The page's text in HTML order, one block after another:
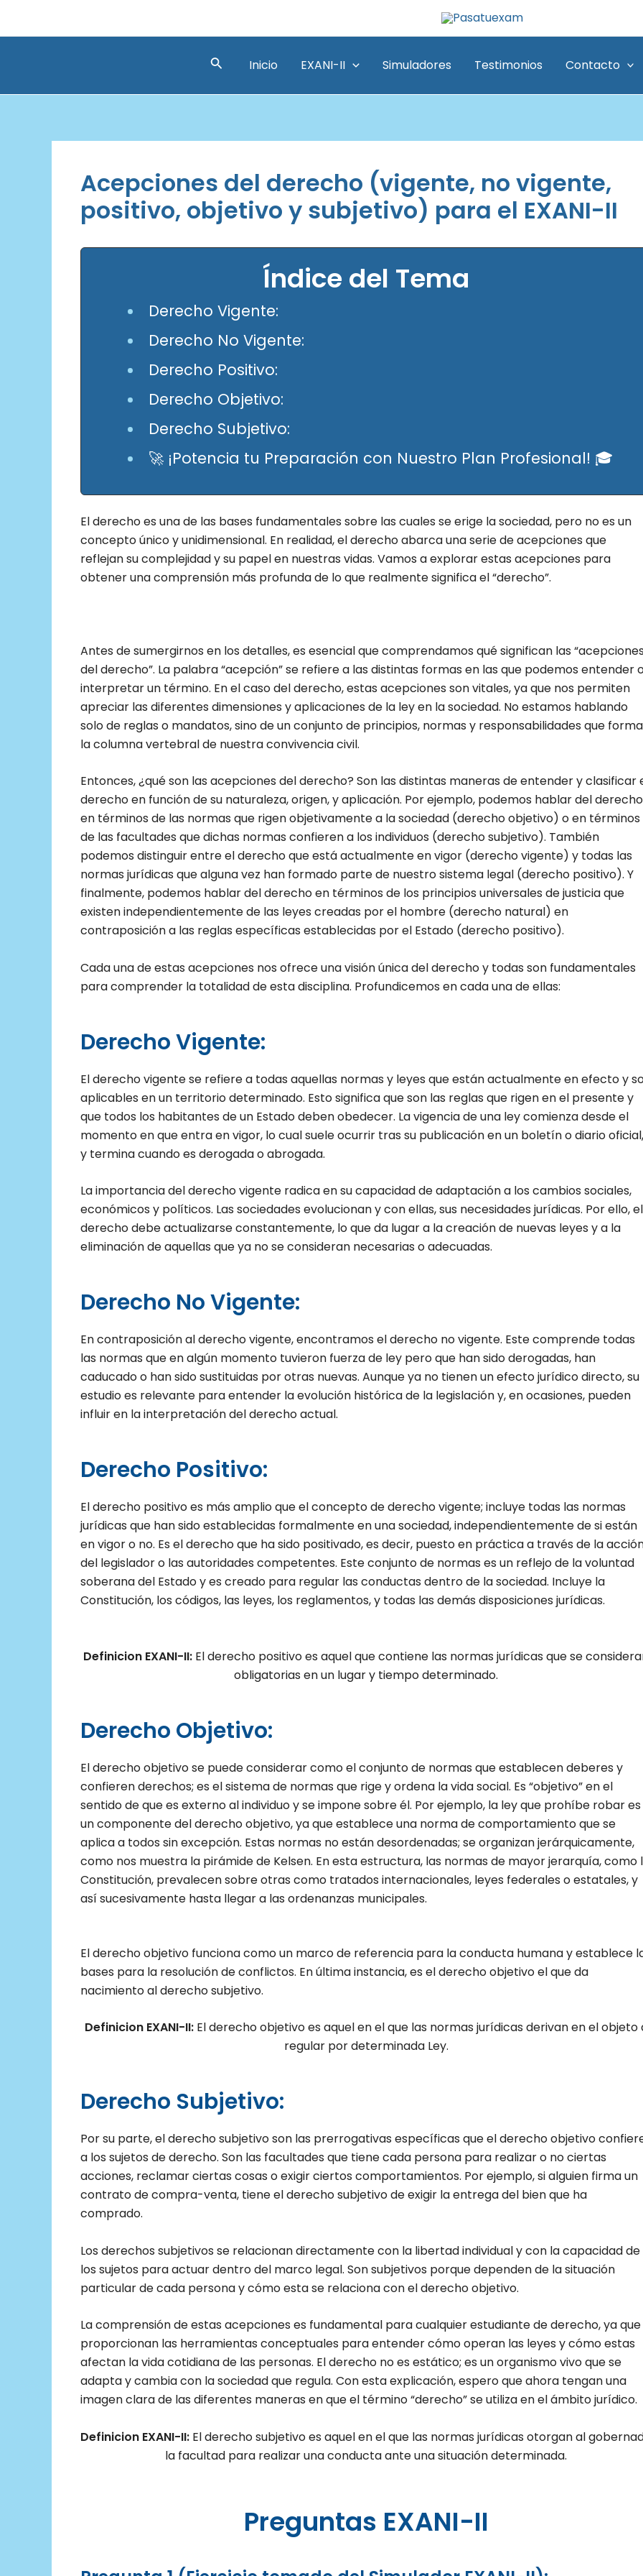
BuscarInicio EXANI-II Simuladores Testimonios Contacto
Acepciones del derecho (vigente, no vigente,
positivo, objetivo y subjetivo) para el EXANI-II
Índice del Tema
Derecho Vigente:
Derecho No Vigente:
Derecho Positivo:
Derecho Objetivo:
Derecho Subjetivo:
🚀 ¡Potencia tu Preparación con Nuestro Plan Profesional! 🎓
El derecho es una de las bases fundamentales sobre las cuales se erige la sociedad, pero no es un
concepto único y unidimensional. En realidad, el derecho abarca una serie de acepciones que
reflejan su complejidad y su papel en nuestras vidas. Vamos a explorar estas acepciones para
obtener una comprensión más profunda de lo que realmente significa el “derecho”.
Antes de sumergirnos en los detalles, es esencial que comprendamos qué significan las
del derecho”. La palabra “acepción” se refiere a las distintas formas en las que podemos entender
interpretar un término. En el caso del derecho, estas acepciones son vitales, ya que nos permiten
apreciar las diferentes dimensiones y aplicaciones de la ley en la sociedad. No estamos hablando
solo de reglas o mandatos, sino de un conjunto de principios, normas y responsabilidades que
la columna vertebral de nuestra convivencia civil.
Entonces, ¿qué son las acepciones del derecho? Son las distintas maneras de entender y clasificar
derecho en función de su naturaleza, origen, y aplicación. Por ejemplo, podemos hablar del derecho
en términos de las normas que rigen objetivamente a la sociedad (derecho objetivo) o en términos
de las facultades que dichas normas confieren a los individuos (derecho subjetivo). También
podemos distinguir entre el derecho que está actualmente en vigor (derecho vigente) y todas las
normas jurídicas que alguna vez han formado parte de nuestro sistema legal (derecho positivo). Y
finalmente, podemos hablar del derecho en términos de los principios universales de justicia que
existen independientemente de las leyes creadas por el hombre (derecho natural) en
contraposición a las reglas específicas establecidas por el Estado (derecho positivo).
Cada una de estas acepciones nos ofrece una visión única del derecho y todas son fundamentales
para comprender la totalidad de esta disciplina. Profundicemos en cada una de ellas:
Derecho Vigente:
El derecho vigente se refiere a todas aquellas normas y leyes que están actualmente en efecto y
aplicables en un territorio determinado. Esto significa que son las reglas que rigen en el presente y
que todos los habitantes de un Estado deben obedecer. La vigencia de una ley comienza desde el
momento en que entra en vigor, lo cual suele ocurrir tras su publicación en un boletín o diario oficial,
y termina cuando es derogada o abrogada.
La importancia del derecho vigente radica en su capacidad de adaptación a los cambios sociales,
económicos y políticos. Las sociedades evolucionan y con ellas, sus necesidades jurídicas. Por ello, el
derecho debe actualizarse constantemente, lo que da lugar a la creación de nuevas leyes y a la
eliminación de aquellas que ya no se consideran necesarias o adecuadas.
Derecho No Vigente:
En contraposición al derecho vigente, encontramos el derecho no vigente. Este comprende todas
las normas que en algún momento tuvieron fuerza de ley pero que han sido derogadas, han
caducado o han sido sustituidas por otras nuevas. Aunque ya no tienen un efecto jurídico directo, su
estudio es relevante para entender la evolución histórica de la legislación y, en ocasiones, pueden
influir en la interpretación del derecho actual.
Derecho Positivo:
El derecho positivo es más amplio que el concepto de derecho vigente; incluye todas las normas
jurídicas que han sido establecidas formalmente en una sociedad, independientemente de si están
en vigor o no. Es el derecho que ha sido positivado, es decir, puesto en práctica a través de la
del legislador o las autoridades competentes. Este conjunto de normas es un reflejo de la voluntad
soberana del Estado y es creado para regular las conductas dentro de la sociedad. Incluye la
Constitución, los códigos, las leyes, los reglamentos, y todas las demás disposiciones jurídicas.
Definicion EXANI-II: El derecho positivo es aquel que contiene las normas jurídicas que se
obligatorias en un lugar y tiempo determinado.
Derecho Objetivo:
El derecho objetivo se puede considerar como el conjunto de normas que establecen deberes y
confieren derechos; es el sistema de normas que rige y ordena la vida social. Es “objetivo” en el
sentido de que es externo al individuo y se impone sobre él. Por ejemplo, la ley que prohíbe robar es
un componente del derecho objetivo, ya que establece una norma de comportamiento que se
aplica a todos sin excepción. Estas normas no están desordenadas; se organizan jerárquicamente,
como nos muestra la pirámide de Kelsen. En esta estructura, las normas de mayor jerarquía, como
Constitución, prevalecen sobre otras como tratados internacionales, leyes federales o estatales, y
así sucesivamente hasta llegar a las ordenanzas municipales.
El derecho objetivo funciona como un marco de referencia para la conducta humana y establece
bases para la resolución de conflictos. En última instancia, es el derecho objetivo el que da
nacimiento al derecho subjetivo.
Definicion EXANI-II: El derecho objetivo es aquel en el que las normas jurídicas derivan en el objeto
regular por determinada Ley.
Derecho Subjetivo:
Por su parte, el derecho subjetivo son las prerrogativas específicas que el derecho objetivo
a los sujetos de derecho. Son las facultades que tiene cada persona para realizar o no ciertas
acciones, reclamar ciertas cosas o exigir ciertos comportamientos. Por ejemplo, si alguien firma un
contrato de compra-venta, tiene el derecho subjetivo de exigir la entrega del bien que ha
comprado.
Los derechos subjetivos se relacionan directamente con la libertad individual y con la capacidad de
los sujetos para actuar dentro del marco legal. Son subjetivos porque dependen de la situación
particular de cada persona y cómo esta se relaciona con el derecho objetivo.
La comprensión de estas acepciones es fundamental para cualquier estudiante de derecho, ya que
proporcionan las herramientas conceptuales para entender cómo operan las leyes y cómo estas
afectan la vida cotidiana de las personas. El derecho no es estático; es un organismo vivo que se
adapta y cambia con la sociedad que regula. Con esta explicación, espero que ahora tengan una
imagen clara de las diferentes maneras en que el término “derecho” se utiliza en el ámbito jurídico.
Definicion EXANI-II: El derecho subjetivo es aquel en el que las normas jurídicas otorgan al
la facultad para realizar una conducta ante una situación determinada.
Preguntas EXANI-II